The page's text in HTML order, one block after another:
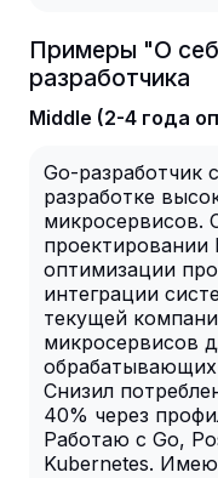
Примеры "О
разработчика
Middle (2-4 года
Go-разработчик
разработке
микросервисов.
проектировании
оптимизации
интеграции
текущей
микросервисов
обрабатывающих
Снизил
40% через
Работаю с Go,
Kubernetes.